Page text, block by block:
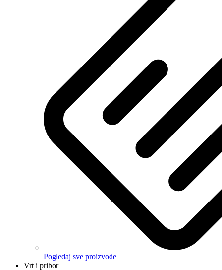
Pogledaj sve proizvode
Vrt i pribor